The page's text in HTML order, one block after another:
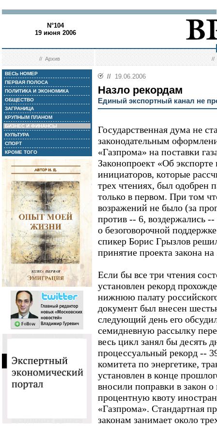
N°104
19 июня 2006
//Архив //
ВЕСЬ НОМЕР
ПЕРВАЯ ПОЛОСА
ПОЛИТИКА И ЭКОНОМИКА
ОБЩЕСТВО
ЗАГРАНИЦА
КРУПНЫМ ПЛАНОМ
БИЗНЕС И ФИНАНСЫ
КУЛЬТУРА
СПОРТ
КРОМЕ ТОГО
// 19.06.2006
Назло рекордам
Единый экспортный канал не
Государственная дума не
законодательным
«Газпрома» на поставки
Законопроект «Об экспорте
инициаторов, которые
трех чтениях, был одобрен
только в первом. При том
возражений не было (за
против -- 6, воздержались --
о безоговорочной
спикер Борис Грызлов
принятие проекта закона
Если бы все три чтения
установлен рекорд
нижнюю палату
документ был внесен
следующий день его
семидневную рассылку
весь цикл занял бы десять
процессуальный рекорд --
комитета по энергетике,
установлен в конце
вносили поправки в закон
процентную квоту
«Газпрома». Стандартная
законам занимает около